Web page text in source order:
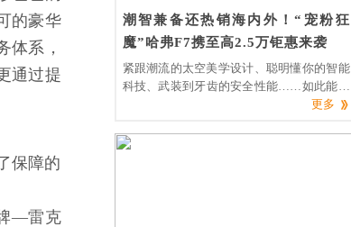
的豪华
体系，
通过提
保障的
—雷克
潮智兼备还热销海内外！“宠粉狂
魔”哈弗F7携至高2.5万钜惠来袭
紧跟潮流的太空美学设计、聪明懂你的智能
科技、武装到牙齿的安全性能……如此能打
的哈弗F7自然备受海内外消费者青睐，用户
合钜惠等购车大礼包，这样的人气“爆款”还
更多